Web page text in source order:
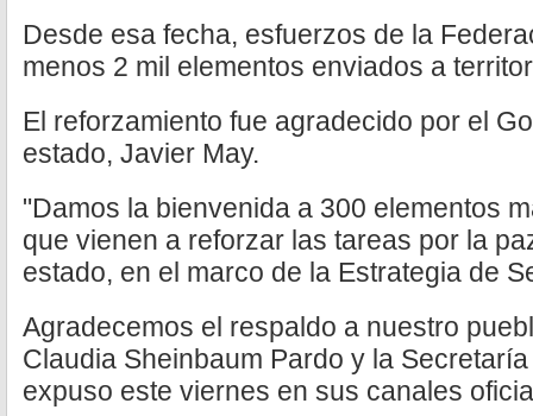
Desde esa fecha, esfuerzos de la
menos 2 mil elementos enviados a
El reforzamiento fue agradecido por el
estado, Javier May.
"Damos la bienvenida a 300 elementos
que vienen a reforzar las tareas por la
estado, en el marco de la Estrategia de
Agradecemos el respaldo a nuestro
Claudia Sheinbaum Pardo y la
expuso este viernes en sus canales